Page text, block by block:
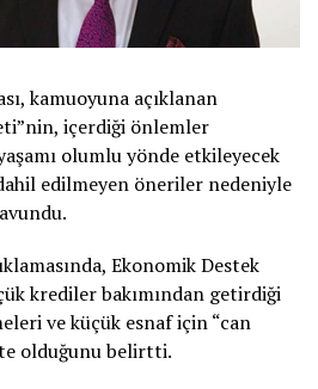
kamuoyuna açıklanan
içerdiği önlemler
olumlu yönde etkileyecek
edilmeyen öneriler nedeniyle
Ekonomik Destek
krediler bakımından getirdiği
ve küçük esnaf için “can
olduğunu belirtti.